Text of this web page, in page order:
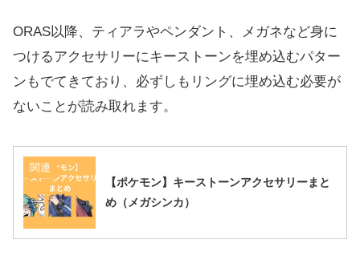
ORAS以降、ティアラやペンダント、メガネなど身に
つけるアクセサリーにキーストーンを埋め込むパター
ンもでてきており、必ずしもリングに埋め込む必要が
ないことが読み取れます。
関連
【ポケモン】キーストーンアクセサリーまと
め（メガシンカ）